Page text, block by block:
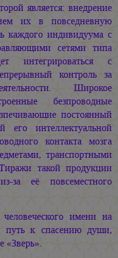
является: внедрение
их в повседневную
каждого индивидуума с
сетями типа
интегрироваться с
контроль за
Широкое
безпроводные
постоянный
его интеллектуальной
контакта мозга
транспортными
такой продукции
за её повсеместного
имени на
путь к спасению души,
«Зверь».